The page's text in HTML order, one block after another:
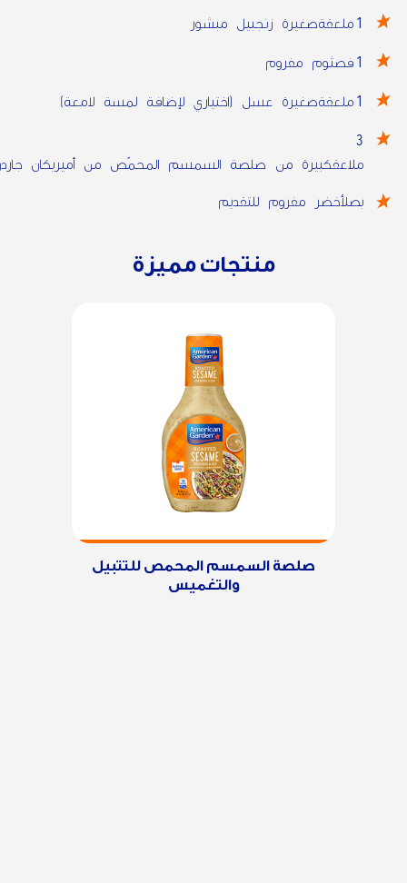
1 ملعقةصغيرة زنجبيل مبشور
1 فصثوم مفروم
1 ملعقةصغيرة عسل (اختياري لإضافة لمسة لامعة)
3
ملاعقكبيرة من صلصة السمسم المحمّص من أميريكان
بصلأخضر مفروم للتقديم
منتجات مميزة
صلصة السمسم المحمص للتتبيل
والتغميس